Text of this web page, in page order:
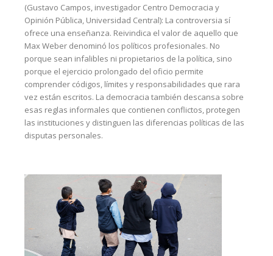
(Gustavo Campos, investigador Centro Democracia y
Opinión Pública, Universidad Central): La controversia sí
ofrece una enseñanza. Reivindica el valor de aquello que
Max Weber denominó los políticos profesionales. No
porque sean infalibles ni propietarios de la política, sino
porque el ejercicio prolongado del oficio permite
comprender códigos, límites y responsabilidades que rara
vez están escritos. La democracia también descansa sobre
esas reglas informales que contienen conflictos, protegen
las instituciones y distinguen las diferencias políticas de las
disputas personales.